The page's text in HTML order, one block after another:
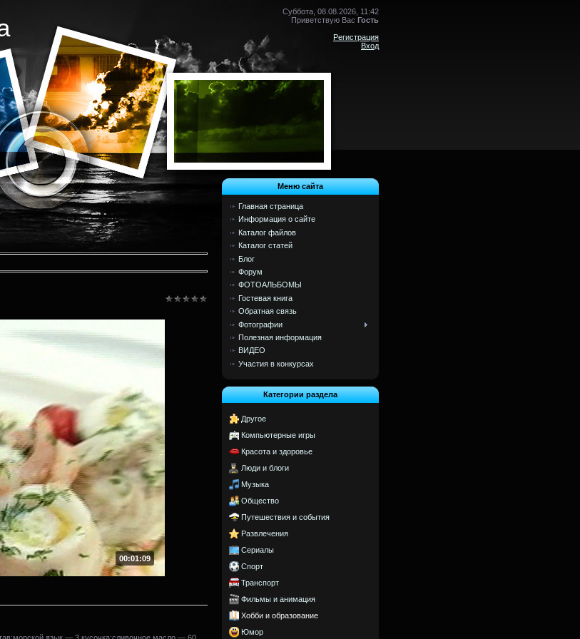
Суббота, 08.08.2026, 11:42
Приветствую Вас Гость
Регистрация
Вход
00:01:09
язык — 3 кусочка;сливочное масло — 60
Меню сайта
Главная страница
Информация о сайте
Каталог файлов
Каталог статей
Блог
Форум
ФОТОАЛЬБОМЫ
Гостевая книга
Обратная связь
Фотографии
Полезная информация
ВИДЕО
Участия в конкурсах
Категории раздела
Другое
Компьютерные игры
Красота и здоровье
Люди и блоги
Музыка
Общество
Путешествия и события
Развлечения
Сериалы
Спорт
Транспорт
Фильмы и анимация
Хобби и образование
Юмор